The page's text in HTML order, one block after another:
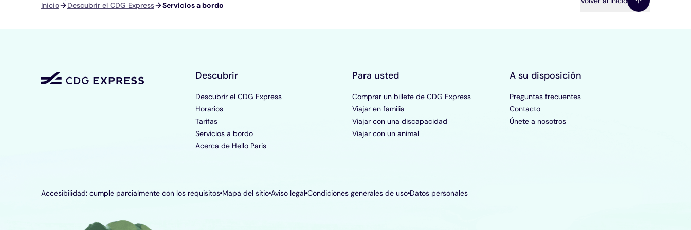
Ruta
Inicio Descubrir el CDG Express Servicios a bordo
Descubrir
Descubrir el CDG Express
Horarios
Tarifas
Servicios a bordo
Acerca de Hello Paris
Para usted
Comprar un billete de CDG Express
Viajar en familia
Viajar con una discapacidad
Viajar con un animal
A su disposición
Preguntas frecuentes
Contacto
Únete a nosotros
Accesibilidad: cumple parcialmente con los requisitos Mapa del sitio Aviso legal Condiciones generales de uso Datos personales